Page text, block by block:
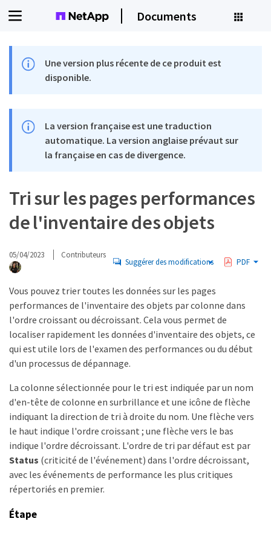
Documents
Une version plus récente de ce produit est
disponible.
La version française est une traduction
automatique. La version anglaise prévaut sur
la française en cas de divergence.
Tri sur les pages performances
de l'inventaire des objets
05/04/2023 Contributeurs
Suggérer des modifications PDF
Vous pouvez trier toutes les données sur les pages
performances de l'inventaire des objets par colonne dans
l'ordre croissant ou décroissant. Cela vous permet de
localiser rapidement les données d'inventaire des objets, ce
qui est utile lors de l'examen des performances ou du début
d'un processus de dépannage.
La colonne sélectionnée pour le tri est indiquée par un nom
d'en-tête de colonne en surbrillance et une icône de flèche
indiquant la direction de tri à droite du nom. Une flèche vers
le haut indique l'ordre croissant ; une flèche vers le bas
indique l'ordre décroissant. L'ordre de tri par défaut est par
Status (criticité de l'événement) dans l'ordre décroissant,
avec les événements de performance les plus critiques
répertoriés en premier.
Étape